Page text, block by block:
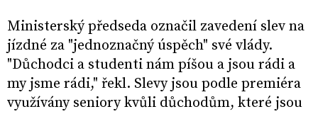
Ministerský předseda označil zavedení slev na
jízdné za "jednoznačný úspěch" své vlády.
"Důchodci a studenti nám píšou a jsou rádi a
my jsme rádi," řekl. Slevy jsou podle premiéra
využívány seniory kvůli důchodům, které jsou